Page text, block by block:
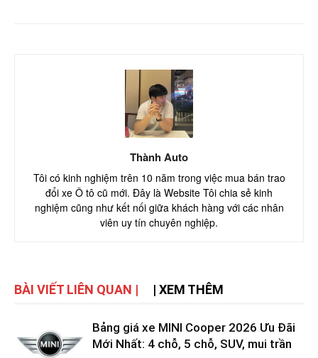
Thành Auto
Tôi có kinh nghiệm trên 10 năm trong việc mua bán trao
đổi xe Ô tô cũ mới. Đây là Website Tôi chia sẻ kinh
nghiệm cũng như kết nối giữa khách hàng với các nhân
viên uy tín chuyên nghiệp.
BÀI VIẾT LIÊN QUAN | | XEM THÊM
Bảng giá xe MINI Cooper 2026 Ưu Đãi
Mới Nhất: 4 chỗ, 5 chỗ, SUV, mui trần